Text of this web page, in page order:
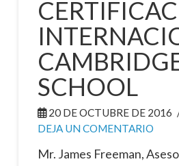
SCHOOL
20 DE OCTUBRE DE 2016
DEJA UN COMENTARIO
Mr. James Freeman,